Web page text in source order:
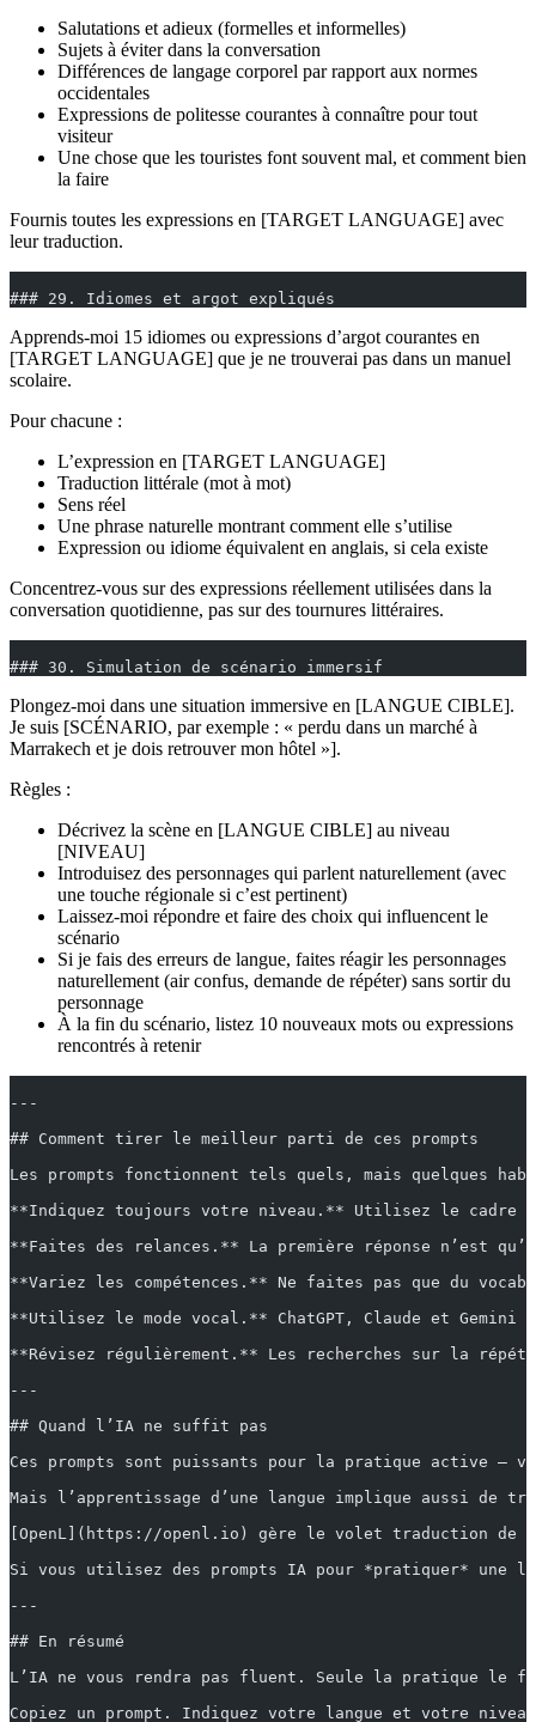
Salutations et adieux (formelles et informelles)
Sujets à éviter dans la conversation
Différences de langage corporel par rapport aux normes
occidentales
Expressions de politesse courantes à connaître pour tout
visiteur
Une chose que les touristes font souvent mal, et comment bien
la faire
Fournis toutes les expressions en [TARGET LANGUAGE] avec
leur traduction.
### 29. Idiomes et argot expliqués
Apprends-moi 15 idiomes ou expressions d’argot courantes en
[TARGET LANGUAGE] que je ne trouverai pas dans un manuel
scolaire.
Pour chacune :
L’expression en [TARGET LANGUAGE]
Traduction littérale (mot à mot)
Sens réel
Une phrase naturelle montrant comment elle s’utilise
Expression ou idiome équivalent en anglais, si cela existe
Concentrez-vous sur des expressions réellement utilisées dans la
conversation quotidienne, pas sur des tournures littéraires.
### 30. Simulation de scénario immersif
Plongez-moi dans une situation immersive en [LANGUE CIBLE].
Je suis [SCÉNARIO, par exemple : « perdu dans un marché à
Marrakech et je dois retrouver mon hôtel »].
Règles :
Décrivez la scène en [LANGUE CIBLE] au niveau
[NIVEAU]
Introduisez des personnages qui parlent naturellement (avec
une touche régionale si c’est pertinent)
Laissez-moi répondre et faire des choix qui influencent le
scénario
Si je fais des erreurs de langue, faites réagir les personnages
naturellement (air confus, demande de répéter) sans sortir du
personnage
À la fin du scénario, listez 10 nouveaux mots ou expressions
rencontrés à retenir
---
## Comment tirer le meilleur parti de ces prompts
Les prompts fonctionnent tels quels, mais quelques
**Indiquez toujours votre niveau.** Utilisez le cadre
**Faites des relances.** La première réponse n’est
**Variez les compétences.** Ne faites pas que du
**Utilisez le mode vocal.** ChatGPT, Claude et
**Révisez régulièrement.** Les recherches sur la
---
## Quand l’IA ne suffit pas
Ces prompts sont puissants pour la pratique active —
Mais l’apprentissage d’une langue implique aussi
[OpenL](https://openl.io) gère le volet traduction de
Si vous utilisez des prompts IA pour *pratiquer* une
---
## En résumé
L’IA ne vous rendra pas fluent. Seule la pratique le
Copiez un prompt. Indiquez votre langue et votre